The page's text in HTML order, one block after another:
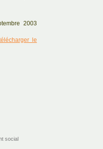
2003
le
social